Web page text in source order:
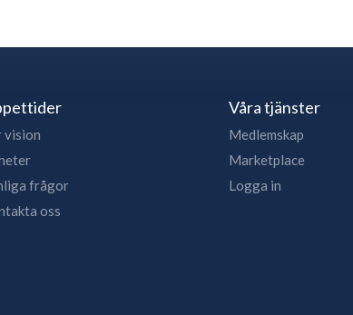
vision
frågor
oss
Våra tjänster
Medlemskap
Marketplace
Logga in